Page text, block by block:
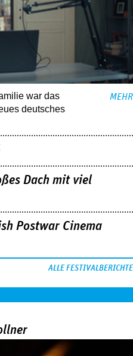
war das
deutsches
MEHR
Dach mit viel
Postwar Cinema
ALLE FESTIVALBERICHTE